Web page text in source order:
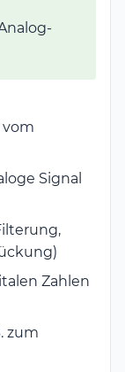
vom
Signal
Zahlen
zum